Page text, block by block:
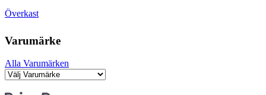
Överkast
Varumärke
Alla Varumärken